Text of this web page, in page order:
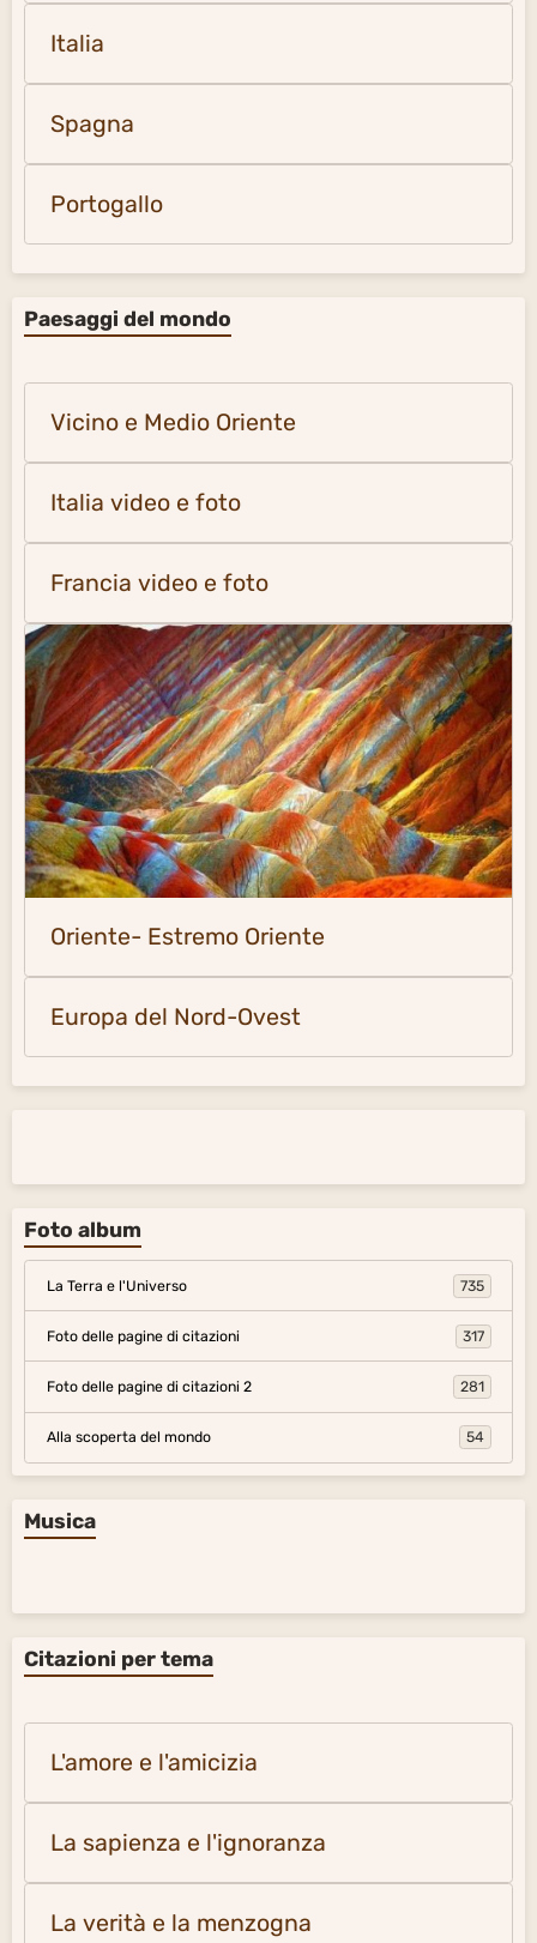
Italia
Spagna
Portogallo
Paesaggi del mondo
Vicino e Medio Oriente
Italia video e foto
Francia video e foto
Oriente- Estremo Oriente
Europa del Nord-Ovest
Foto album
La Terra e l'Universo 735
Foto delle pagine di citazioni 317
Foto delle pagine di citazioni 2 281
Alla scoperta del mondo 54
Musica
Citazioni per tema
L'amore e l'amicizia
La sapienza e l'ignoranza
La verità e la menzogna